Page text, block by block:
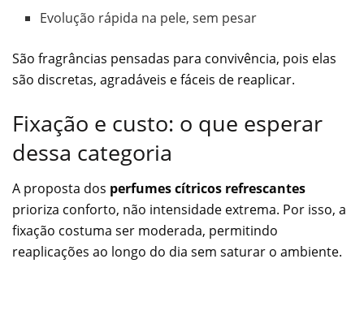
Evolução rápida na pele, sem pesar
São fragrâncias pensadas para convivência, pois elas
são discretas, agradáveis e fáceis de reaplicar.
Fixação e custo: o que esperar
dessa categoria
A proposta dos perfumes cítricos refrescantes
prioriza conforto, não intensidade extrema. Por isso, a
fixação costuma ser moderada, permitindo
reaplicações ao longo do dia sem saturar o ambiente.